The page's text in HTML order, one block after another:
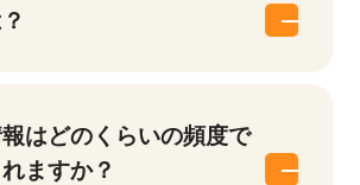
はどのくらいの頻度で
ますか？